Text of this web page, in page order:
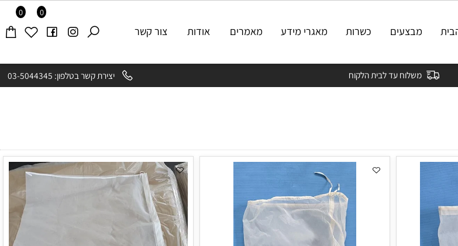
משלוח עד לבית הלקוח יצירת קשר בטלפון: 03-5044345
0 0
מבצעים כשרות מאגרי מידע מאמרים אודות צור קשר